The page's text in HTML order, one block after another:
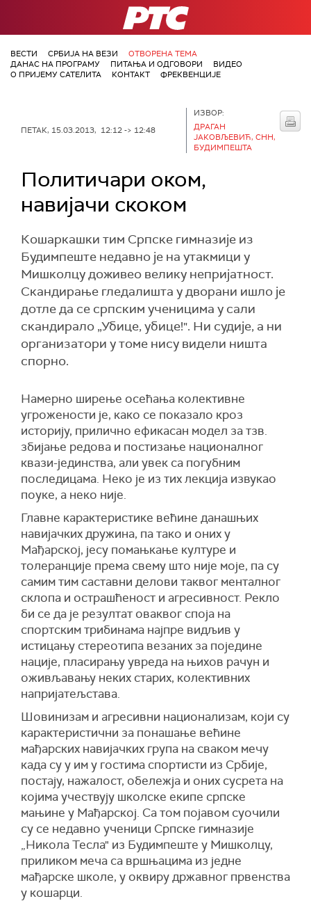
РТС
ВЕСТИ СРБИЈА НА ВЕЗИ
ОТВОРЕНА ТЕМА
ДАНАС НА ПРОГРАМУ
ПИТАЊА И ОДГОВОРИ
ВИДЕО
О ПРИЈЕМУ САТЕЛИТА
КОНТАКТ ФРЕКВЕНЦИЈЕ
ПЕТАК, 15.03.2013, 12:12 -> 12:48
ИЗВОР:
ДРАГАН
ЈАКОВЉЕВИЋ, СНН,
БУДИМПЕШТА
Политичари оком,
навијачи скоком
Кошаркашки тим Српске гимназије из
Будимпеште недавно је на утакмици у
Мишколцу доживео велику непријатност.
Скандирање гледалишта у дворани ишло је
дотле да се српским ученицима у сали
скандирало „Убице, убице!". Ни судије, а ни
организатори у томе нису видели ништа
спорно.
Намерно ширење осећања колективне
угрожености је, како се показало кроз
историју, прилично ефикасан модел за тзв.
збијање редова и постизање националног
квази-јединства, али увек са погубним
последицама. Неко је из тих лекција извукао
поуке, а неко није.
Главне карактеристике већине данашњих
навијачких дружина, па тако и оних у
Мађарској, јесу помањкање културе и
толеранције према свему што није моје, па су
самим тим саставни делови таквог менталног
склопа и острашћеност и агресивност. Рекло
би се да је резултат оваквог споја на
спортским трибинама најпре видљив у
истицању стереотипа везаних за поједине
нације, пласирању увреда на њихов рачун и
оживљавању неких старих, колективних
напријатељстава.
Шовинизам и агресивни национализам, који су
карактеристични за понашање већине
мађарских навијачких група на сваком мечу
када су у им у гостима спортисти из Србије,
постају, нажалост, обележја и оних сусрета на
којима учествују школске екипе српске
мањине у Мађарској. Са том појавом суочили
су се недавно ученици Српске гимназије
„Никола Тесла" из Будимпеште у Мишколцу,
приликом меча са вршњацима из једне
мађарске школе, у оквиру државног првенства
у кошарци.